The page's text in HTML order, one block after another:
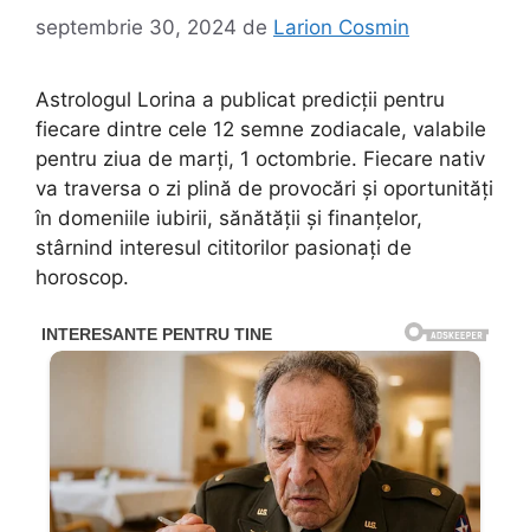
septembrie 30, 2024 de Larion Cosmin
Astrologul Lorina a publicat predicții pentru
fiecare dintre cele 12 semne zodiacale, valabile
pentru ziua de marți, 1 octombrie. Fiecare nativ
va traversa o zi plină de provocări și oportunități
în domeniile iubirii, sănătății și finanțelor,
stârnind interesul cititorilor pasionați de
horoscop.